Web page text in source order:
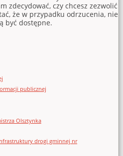
publicznej
Olsztynka
drogi gminnej nr
zdecydować, czy chcesz zezwolić
że w przypadku odrzucenia, nie
być dostępne.